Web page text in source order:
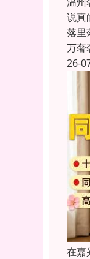
说真
落里
万奢
26-
在嘉